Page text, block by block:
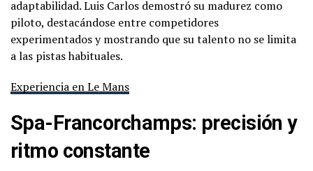
adaptabilidad. Luis Carlos demostró su madurez como
piloto, destacándose entre competidores
experimentados y mostrando que su talento no se limita
a las pistas habituales.
Experiencia en Le Mans
Spa-Francorchamps: precisión y
ritmo constante